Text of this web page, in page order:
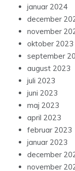
januar 2024
december
november
oktober 2023
september
august 2023
juli 2023
juni 2023
maj 2023
april 2023
februar 2023
januar 2023
december
november